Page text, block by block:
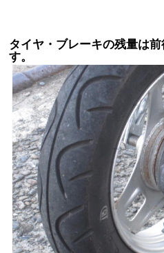
タイヤ・ブレーキの残量は
す。